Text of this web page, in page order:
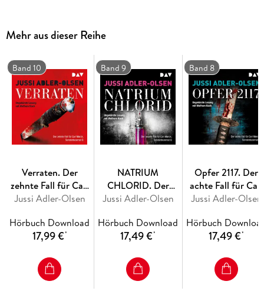
Mehr aus dieser Reihe
Band 10
Verraten. Der
zehnte Fall für Carl
Mørck,
Jussi Adler-Olsen
Hörbuch Download
17,99 €*
Band 9
NATRIUM
CHLORID. Der
neunte Fall für Carl
Sonderdezernat Q
Jussi Adler-Olsen
Hörbuch Download
17,49 €*
Band 8
Opfer 2117. Der
achte Fall für Carl
Mørck,
Jussi Adler-Olsen
Hörbuch
17,49 €*